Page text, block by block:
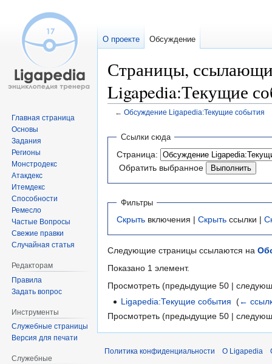
Страницы,
Ligapedia:Текущие
← Обсуждение Ligapedia:Текущие события
Перейти
навигации
Перейти
поиску
Ссылки сюда
Страница:
Обратить выбранное
Фильтры
Скрыть включения | Скрыть ссылки |
Следующие страницы ссылаются на
Показано 1 элемент.
Просмотреть (предыдущие 50 |
Ligapedia:Текущие события ‎(←
Просмотреть (предыдущие 50 |
О проекте Обсуждение
Главная страница
Основы
Задания
Регионы
Монстродекс
Атакдекс
Итемдекс
Способности
Ремесло
Частые Вопросы
Свежие правки
Случайная статья
Редакторам
Правила
Задать вопрос
Инструменты
Служебные страницы
Версия для печати
Служебные
Политика конфиденциальности О Ligapedia